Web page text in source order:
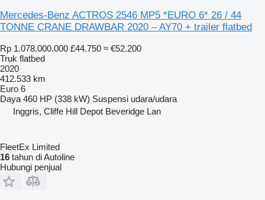
Mercedes-Benz ACTROS 2546 MP5 *EURO 6* 26 / 44
TONNE CRANE DRAWBAR 2020 – AY70 + trailer flatbed
Rp 1.078.000.000 £44.750 ≈ €52.200
Truk flatbed
2020
412.533 km
Euro 6
Daya 460 HP (338 kW) Suspensi udara/udara
Inggris, Cliffe Hill Depot Beveridge Lan
FleetEx Limited
16 tahun di Autoline
Hubungi penjual